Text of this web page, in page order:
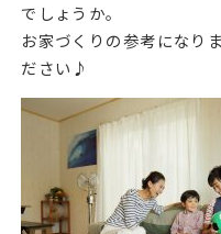
でしょうか。
お家づくりの参考になり
ださい♪